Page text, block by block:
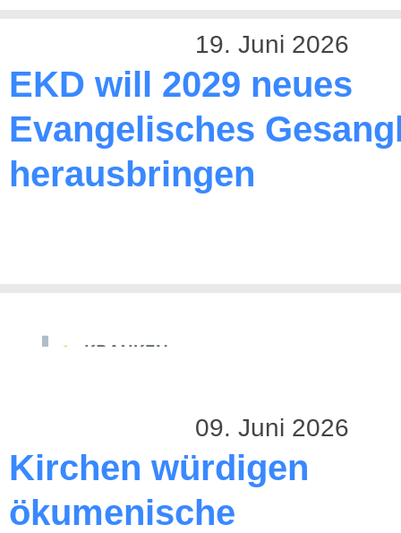
19. Juni 2026
EKD will 2029 neues
Evangelisches
herausbringen
09. Juni 2026
Kirchen würdigen
ökumenische